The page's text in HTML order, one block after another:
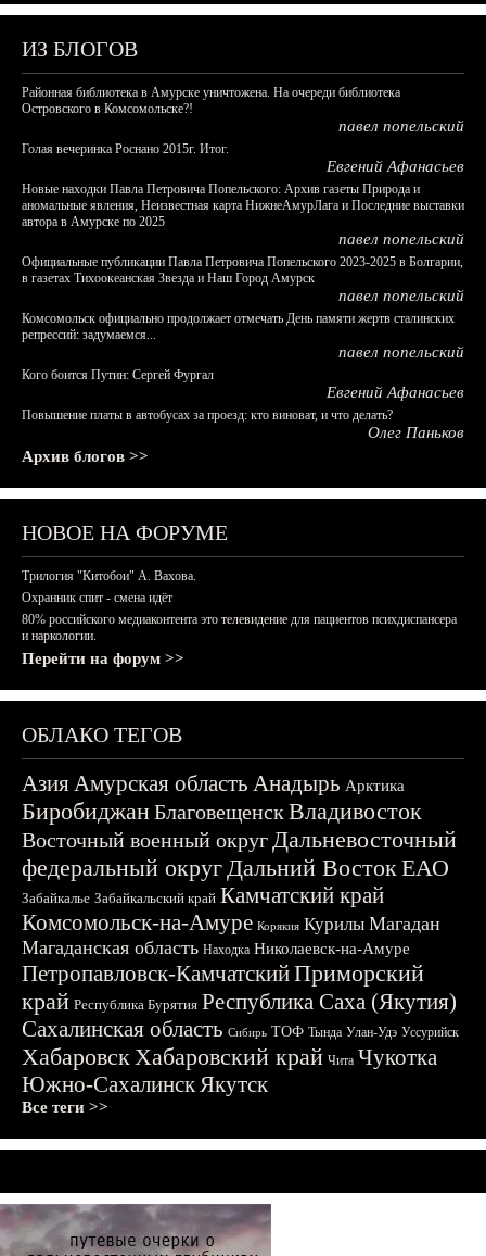
ИЗ БЛОГОВ
Районная библиотека в Амурске уничтожена. На очереди библиотека
Островского в Комсомольске?!
павел попельский
Голая вечеринка Роснано 2015г. Итог.
Евгений Афанасьев
Новые находки Павла Петровича Попельского: Архив газеты Природа и
аномальные явления, Неизвестная карта НижнеАмурЛага и Последние выставки
автора в Амурске по 2025
павел попельский
Официальные публикации Павла Петровича Попельского 2023-2025 в Болгарии,
в газетах Тихоокеанская Звезда и Наш Город Амурск
павел попельский
Комсомольск официально продолжает отмечать День памяти жертв сталинских
репрессий: задумаемся...
павел попельский
Кого боится Путин: Сергей Фургал
Евгений Афанасьев
Повышение платы в автобусах за проезд: кто виноват, и что делать?
Олег Паньков
Архив блогов >>
НОВОЕ НА ФОРУМЕ
Трилогия "Китобои" А. Вахова.
Охранник спит - смена идёт
80% российского медиаконтента это телевидение для пациентов психдиспансера
и наркологии.
Перейти на форум >>
ОБЛАКО ТЕГОВ
АзияАмурская область Анадырь Арктика
БиробиджанБлаговещенскВладивосток
Восточный военный округДальневосточный
федеральный округДальний ВостокЕАО
Забайкалье Забайкальский край Камчатский край
Комсомольск-на-Амуре Корякия Курилы Магадан
Магаданская область Находка Николаевск-на-Амуре
Петропавловск-КамчатскийПриморский
край Республика Бурятия Республика Саха (Якутия)
Сахалинская область Сибирь ТОФ Тында Улан-Удэ Уссурийск
ХабаровскХабаровский край Чита Чукотка
Южно-СахалинскЯкутск
Все теги >>